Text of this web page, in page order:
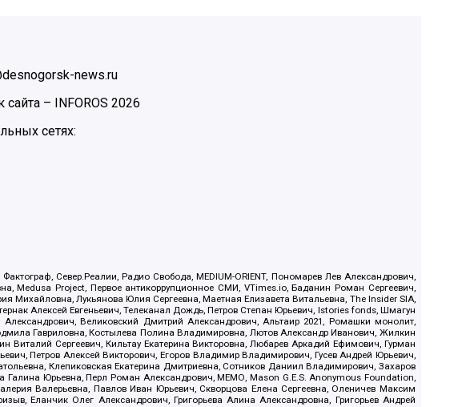
news.ru
сайта – INFOROS 2026
сетях:
Север.Реалии, Радио Свобода, MEDIUM-ORIENT, Пономарев Лев Александрович,
Medusa Project, Первое антикоррупционное СМИ, VTimes.io, Баданин Роман Сергеевич,
Лукьянова Юлия Сергеевна, Маетная Елизавета Витальевна, The Insider SIA,
Алексей Евгеньевич, Телеканал Дождь, Петров Степан Юрьевич, Istories fonds, Шмагун
Великовский Дмитрий Александрович, Альтаир 2021, Ромашки монолит,
Гавриловна, Костылева Полина Владимировна, Лютов Александр Иванович, Жилкин
Сергеевич, Кильтау Екатерина Викторовна, Любарев Аркадий Ефимович, Гурман
Петров Алексей Викторович, Егоров Владимир Владимирович, Гусев Андрей Юрьевич,
Клепиковская Екатерина Дмитриевна, Сотников Даниил Владимирович, Захаров
Галина Юрьевна, Перл Роман Александрович, МЕМО, Mason G.E.S. Anonymous Foundation,
Валерьевна, Павлов Иван Юрьевич, Скворцова Елена Сергеевна, Оленичев Максим
Еланчик Олег Александрович, Григорьева Алина Александровна, Григорьев Андрей